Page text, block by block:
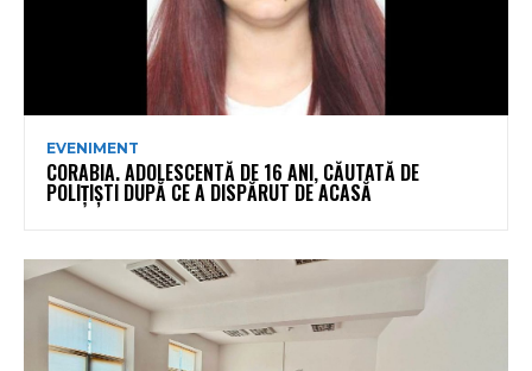
EVENIMENT
CORABIA. ADOLESCENTĂ DE 16 ANI, CĂUTATĂ DE
POLIȚIȘTI DUPĂ CE A DISPĂRUT DE ACASĂ